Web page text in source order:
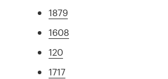
1879
1608
120
1717